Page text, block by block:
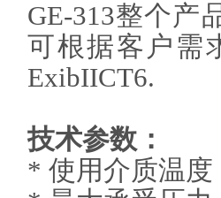
GE-313整个产
可根据客户需
ExibIICT6.
技术参数：
* 使用介质温